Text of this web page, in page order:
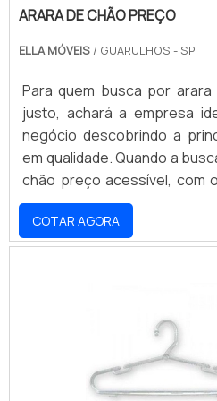
ARARA DE CHÃO PREÇO
ELLA MÓVEIS / GUARULHOS - SP
Para quem busca por
justo, achará a empresa
negócio descobrindo a
em qualidade. Quando a
chão preço acessível, com
da Ella Móveis irá
pagamento
PREÇO JUSTO E
em criar para cada cliente
com: Escritório de alta
realizadas as
COTAR AGORA